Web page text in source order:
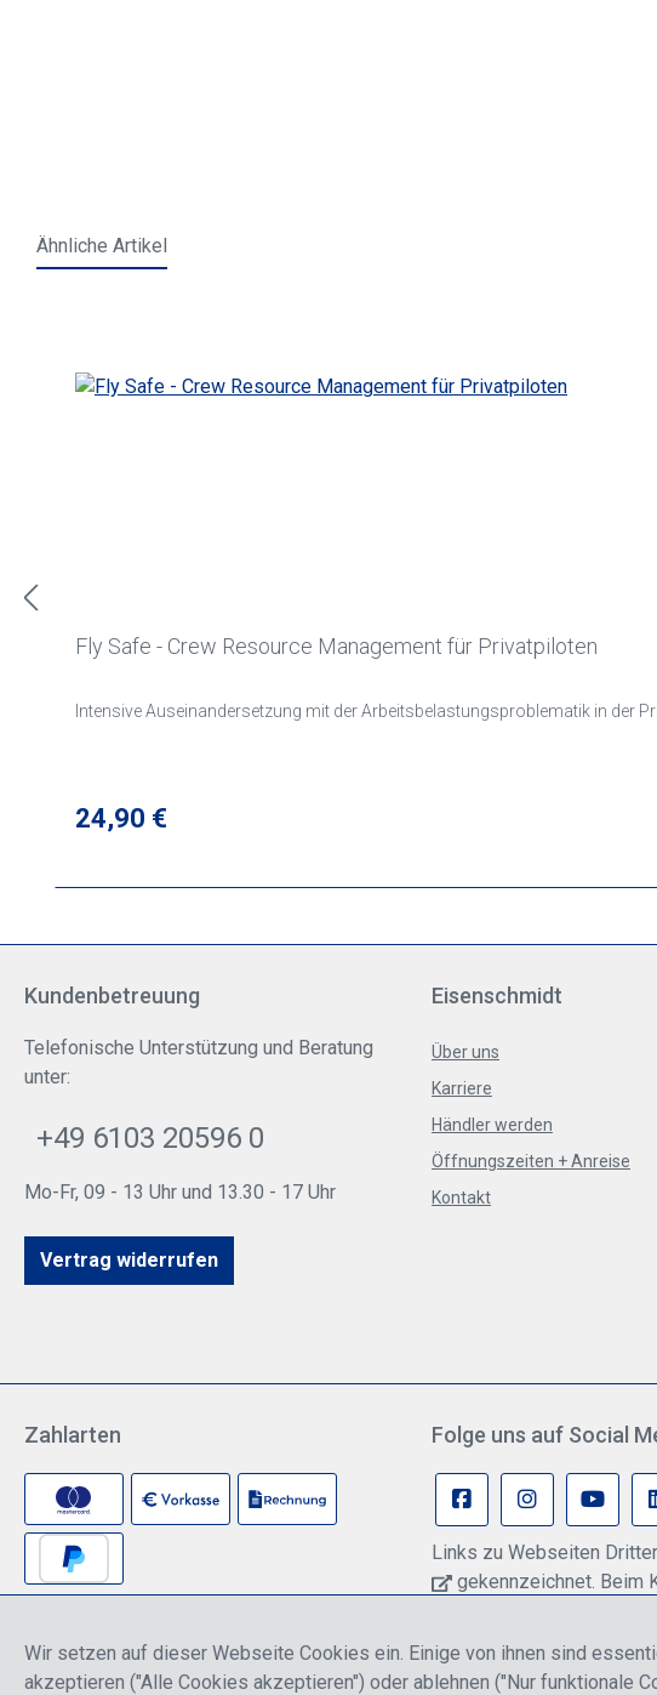
Ähnliche Artikel
Fly Safe - Crew Resource Management für Privatpiloten
Intensive Auseinandersetzung mit der Arbeitsbelastungsproblematik in der
Regulärer Preis:
24,90 €
Kundenbetreuung
Telefonische Unterstützung und Beratung
unter:
+49 6103 20596 0
Mo-Fr, 09 - 13 Uhr und 13.30 - 17 Uhr
Vertrag widerrufen
Eisenschmidt
Über uns
Karriere
Händler werden
Öffnungszeiten + Anreise
Kontakt
Zahlarten Folge uns auf Social
Links zu Webseiten
gekennzeichnet. Beim
Anbieter übermittelt
Informationen dazu gibt es
Wir setzen auf dieser Webseite Cookies ein. Einige von ihnen sind
akzeptieren ("Alle Cookies akzeptieren") oder ablehnen ("Nur funktionale